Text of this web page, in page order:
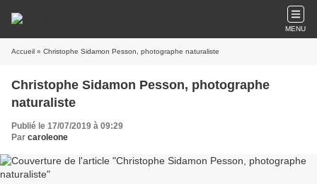
MENU
Accueil » Christophe Sidamon Pesson, photographe naturaliste
Christophe Sidamon Pesson, photographe
naturaliste
Publié le 17/07/2019 à 09:29
Par caroleone